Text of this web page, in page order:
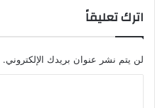
اترك تعليقاً
لن يتم نشر عنوان بريدك الإلكتروني.